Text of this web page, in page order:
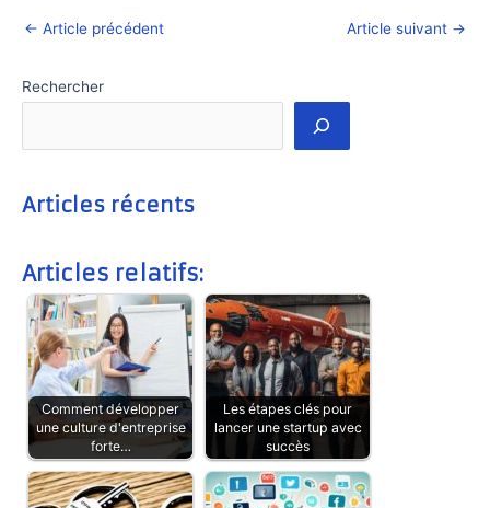
← Article précédent Article suivant →
Rechercher
Articles récents
Articles relatifs:
Comment développer
une culture d'entreprise
forte…
Les étapes clés pour
lancer une startup avec
succès